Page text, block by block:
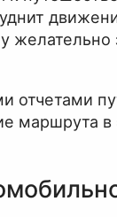
желательно
отчетами
маршрута в